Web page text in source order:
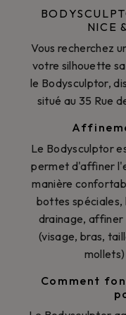
NICE
Vous recherchez
votre silhouette
le Bodysculptor,
situé au 35 Rue
Le Bodysculptor
permet d'affiner
manière
bottes
drainage, affiner
(visage, bras,
Comment